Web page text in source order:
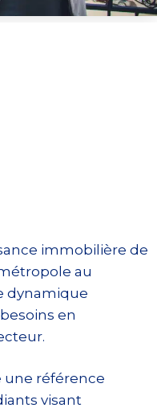
immobilière de
au
dynamique
en
une référence
visant